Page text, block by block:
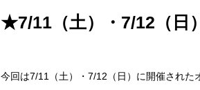
★7/11（土）・7/12（日
今回は7/11（土）・7/12（日）に開催され